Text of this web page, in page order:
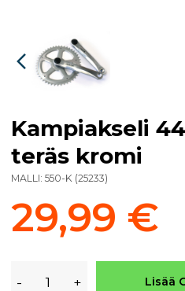
Kampiakseli
teräs kromi
MALLI: 550-K (25233)
29,99 €
- + Lisää